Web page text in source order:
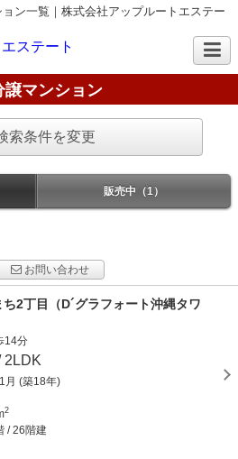
ン一覧｜株式会社アップルートエステー
譲マンション
索条件を変更
販売中（1）
お問い合わせ
2丁目（D´グラフォート沖縄タワ
14分
2LDK
月 (築18年)
2
/26階建